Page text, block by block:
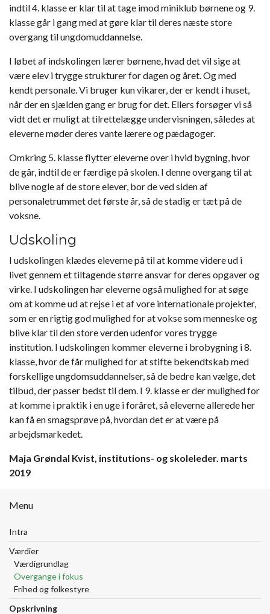
Menu
Intra
Værdier
Værdigrundlag
Overgange i fokus
Frihed og folkestyre
Opskrivning
indtil 4. klasse er klar til at tage imod miniklub børnene og 9.
klasse går i gang med at gøre klar til deres næste store
overgang til ungdomuddannelse.
I løbet af indskolingen lærer børnene, hvad det vil sige at
være elev i trygge strukturer for dagen og året. Og med
kendt personale. Vi bruger kun vikarer, der er kendt i huset,
når der en sjælden gang er brug for det. Ellers forsøger vi så
vidt det er muligt at tilrettelægge undervisningen, således at
eleverne møder deres vante lærere og pædagoger.
Omkring 5. klasse flytter eleverne over i hvid bygning, hvor
de går, indtil de er færdige på skolen. I denne overgang til at
blive nogle af de store elever, bor de ved siden af
personaletrummet det første år, så de stadig er tæt på de
voksne.
Udskoling
I udskolingen klædes eleverne på til at komme videre ud i
livet gennem et tiltagende større ansvar for deres opgaver og
virke. I udskolingen har eleverne også mulighed for at søge
om at komme ud at rejse i et af vore internationale projekter,
som er en rigtig god mulighed for at vokse som menneske og
blive klar til den store verden udenfor vores trygge
institution. I udskolingen kommer eleverne i brobygning i 8.
klasse, hvor de får mulighed for at stifte bekendtskab med
forskellige ungdomsuddannelser, så de bedre kan vælge, det
tilbud, der passer bedst til dem. I 9. klasse er der mulighed for
at komme i praktik i en uge i foråret, så eleverne allerede her
kan få en smagsprøve på, hvordan det er at være på
arbejdsmarkedet.
Maja Grøndal Kvist, institutions- og skoleleder. marts
2019